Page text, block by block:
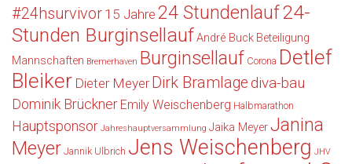
#24hsurvivor 15 Jahre 24 Stundenlauf24-
Stunden BurginsellaufAndré Buck Beteiligung
Mannschaften Bremerhaven Burginsellauf Corona Detlef
Bleiker Dieter Meyer Dirk Bramlagediva-bau
Dominik Brückner Emily Weischenberg Halbmarathon
Hauptsponsor Jahreshauptversammlung Jaika MeyerJanina
Meyer Jannik Ulbrich Jens Weischenberg JHV